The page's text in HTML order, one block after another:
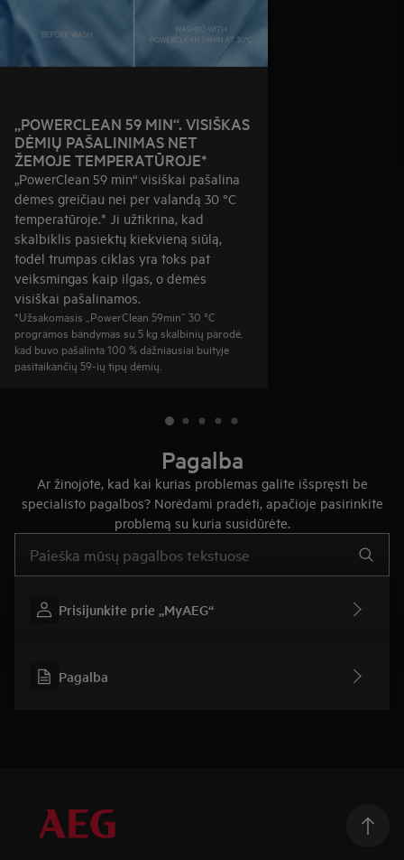
„POWERCLEAN 59 MIN“. VISIŠKAS
DĖMIŲ PAŠALINIMAS NET
ŽEMOJE TEMPERATŪROJE*
„PowerClean 59 min“ visiškai pašalina
dėmes greičiau nei per valandą 30 °C
temperatūroje.* Ji užtikrina, kad
skalbiklis pasiektų kiekvieną siūlą,
todėl trumpas ciklas yra toks pat
veiksmingas kaip ilgas, o dėmės
visiškai pašalinamos.
*Užsakomasis „PowerClean 59min“ 30 °C
programos bandymas su 5 kg skalbinių parodė,
kad buvo pašalinta 100 % dažniausiai buityje
pasitaikančių 59-ių tipų dėmių.
Pagalba
Ar žinojote, kad kai kurias problemas galite išspręsti be
specialisto pagalbos? Norėdami pradėti, apačioje pasirinkite
problemą su kuria susidūrėte.
Prisijunkite prie „MyAEG“
Pagalba